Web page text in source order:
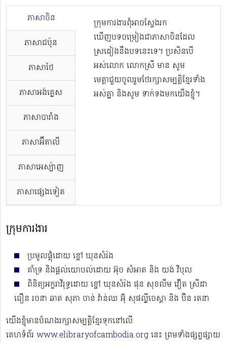
ភាសាចិន
ភាសាជប៉ុន
ភាសាថៃ
ភាសាអង់គ្លេស
ភាសាបារាំង
ភាសាអ៊ីតាលី
ភាសាអេស្ប៉ាញ
ភាសាផ្សេងទៀត
ក្រុមការងារពុំអាចស្វែងរក
ឃើញបទចម្រៀងជាភាសាចិនដែល
ស្រដៀងនឹងបទនេះទេ។ ប្រសិនបើ
អស់លោក លោកស្រី មាន សូម
មេត្តាជួយចូលរួមថែរក្សាសម្បត្តិខ្មែរទាំង
អស់គ្នា និងសូម ទាក់ទងមកយើងខ្ញុំ។
ក្រុមការងារ
ប្រមូលផ្ដុំដោយ ខ្ចៅ ឃុនសំរ៉ង
គាំទ្រ និងផ្ដល់យោបល់ដោយ អ៊ុច សំអាត និង យង់ វិបុល
ពិនិត្យអក្ខរាវិរុទ្ធដោយ ខ្ចៅ ឃុនសំរ៉ង ផុន សុខលីម វឿត ស្រីដា
ធឿន រចនា ឆាត សុភា ចាន់ វ៉ាន់ឈ អ៊ុំ សុផល្លីចេស្ដា និង ប៊ិន រតនា
យើងខ្ញុំមានបំណងរក្សាសម្បត្តិខ្មែរទុកនៅលើ
គេហទំព័រ www.elibraryofcambodia.org នេះ ព្រមទាំងផ្សព្វផ្សាយ